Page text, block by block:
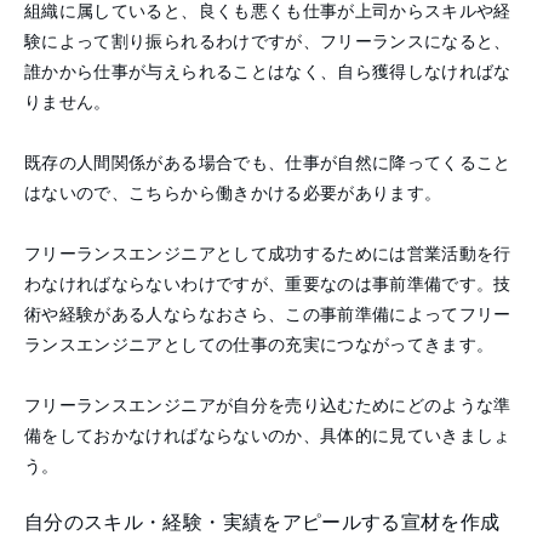
組織に属していると、良くも悪くも仕事が上司からスキルや経
験によって割り振られるわけですが、フリーランスになると、
誰かから仕事が与えられることはなく、自ら獲得しなければな
りません。
既存の人間関係がある場合でも、仕事が自然に降ってくること
はないので、こちらから働きかける必要があります。
フリーランスエンジニアとして成功するためには営業活動を行
わなければならないわけですが、重要なのは事前準備です。技
術や経験がある人ならなおさら、この事前準備によってフリー
ランスエンジニアとしての仕事の充実につながってきます。
フリーランスエンジニアが自分を売り込むためにどのような準
備をしておかなければならないのか、具体的に見ていきましょ
う。
自分のスキル・経験・実績をアピールする宣材を作成